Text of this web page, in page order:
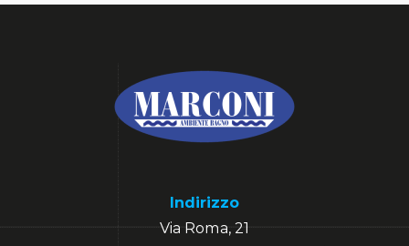
Indirizzo
Via Roma, 21